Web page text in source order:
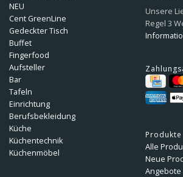
NEU
Cent GreenLine
Gedeckter Tisch
Buffet
Fingerfood
Aufsteller
Bar
Tafeln
Einrichtung
Berufsbekleidung
Küche
Küchentechnik
Küchenmöbel
Unsere
Regel 3
Produkte
Alle
Neue
Angebote